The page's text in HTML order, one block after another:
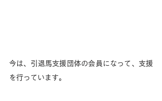
今は、引退馬支援団体の会員になって、支援
を行っています。